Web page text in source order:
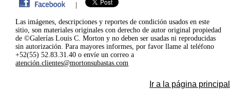
|
Las imágenes, descripciones y reportes de condición usados en este
sitio, son materiales originales con derecho de autor original propiedad
de ©Galerías Louis C. Morton y no deben ser usadas ni reproducidas
sin autorización. Para mayores informes, por favor llame al teléfono
+52(55) 52.83.31.40 o envíe un correo a
atención.clientes@mortonsubastas.com
Ir a la página principal